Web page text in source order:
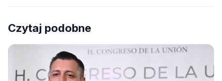
Czytaj podobne